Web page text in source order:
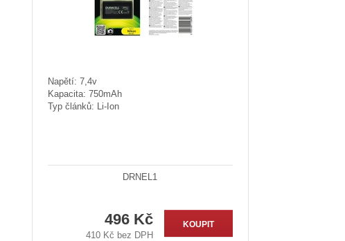
Napětí: 7,4v
Kapacita: 750mAh
Typ článků: Li-Ion
DRNEL1
496 Kč
410 Kč bez DPH
KOUPIT